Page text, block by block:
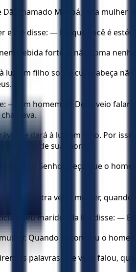
Dã, chamado Manoá, cuja mulher
e lhe disse: — Eis que você é
bebida forte, e não coma
luz um filho sobre cuja cabeça
— Um homem de Deus veio
e dará à luz um filho. Por
o dia de sua morte.”
Ah! Meu Senhor, peço que o
veio outra vez à mulher,
a seu marido. Ela lhe disse: —
Quando encontrou o
as palavras que você falou,